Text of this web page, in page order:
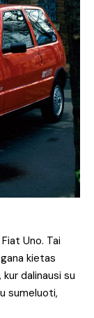
Uno. Tai
kietas
dalinausi su
sumeluoti,